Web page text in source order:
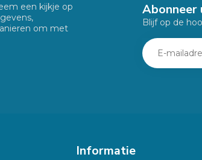
een kijkje op
om met
Abonneer
Blijf op de
Informatie